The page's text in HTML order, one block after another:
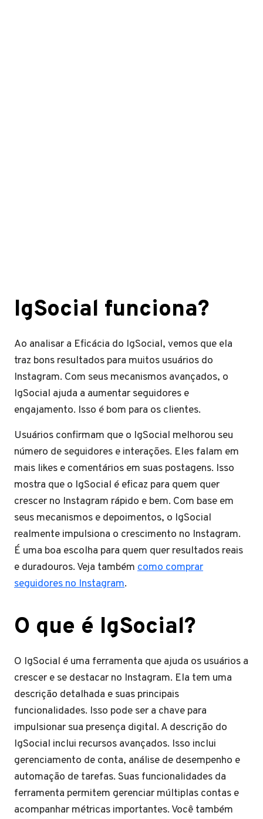
IgSocial funciona?
Ao analisar a Eficácia do IgSocial, vemos que ela
traz bons resultados para muitos usuários do
Instagram. Com seus mecanismos avançados, o
IgSocial ajuda a aumentar seguidores e
engajamento. Isso é bom para os clientes.
Usuários confirmam que o IgSocial melhorou seu
número de seguidores e interações. Eles falam em
mais likes e comentários em suas postagens. Isso
mostra que o IgSocial é eficaz para quem quer
crescer no Instagram rápido e bem. Com base em
seus mecanismos e depoimentos, o IgSocial
realmente impulsiona o crescimento no Instagram.
É uma boa escolha para quem quer resultados reais
e duradouros. Veja também como comprar
seguidores no Instagram.
O que é IgSocial?
O IgSocial é uma ferramenta que ajuda os usuários a
crescer e se destacar no Instagram. Ela tem uma
descrição detalhada e suas principais
funcionalidades. Isso pode ser a chave para
impulsionar sua presença digital. A descrição do
IgSocial inclui recursos avançados. Isso inclui
gerenciamento de conta, análise de desempenho e
automação de tarefas. Suas funcionalidades da
ferramenta permitem gerenciar múltiplas contas e
acompanhar métricas importantes. Você também